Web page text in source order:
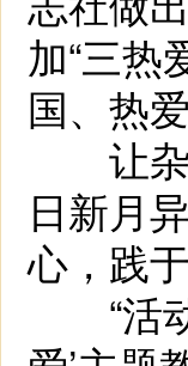
加“三热
国、热
让杂
日新月
心，践
“活动